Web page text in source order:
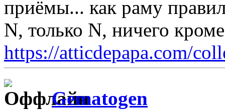
приёмы... как раму
N, только N, ничего
https://atticdepapa.com/
Gematogen